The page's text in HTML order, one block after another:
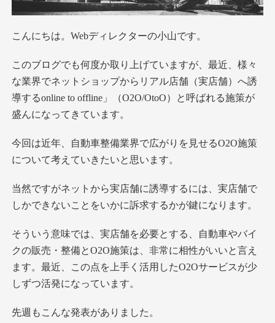
こんにちは。Webディレクターの小山です。
このブログでも何度か取り上げていますが、最近、様々
な業界でネットショップからリアル店舗（実店舗）へ誘
導するonline to offline」（O2O/OtoO）と呼ばれる施策が
盛んになってきています。
今回は近年、自動車整備業界で広がりを見せるO2O施策
について考えていきたいと思います。
当然ですがネットから実店舗に誘導するには、実店舗で
しかできないことをいかに訴求するかが鍵になります。
そういう意味では、実店舗を必要とする、自動車やバイ
クの販売・整備とO2O施策は、非常に相性がいいと言え
ます。最近、この点を上手く活用したO2Oサービスが少
しずつ活発になっています。
先週もこんな発表がありました。